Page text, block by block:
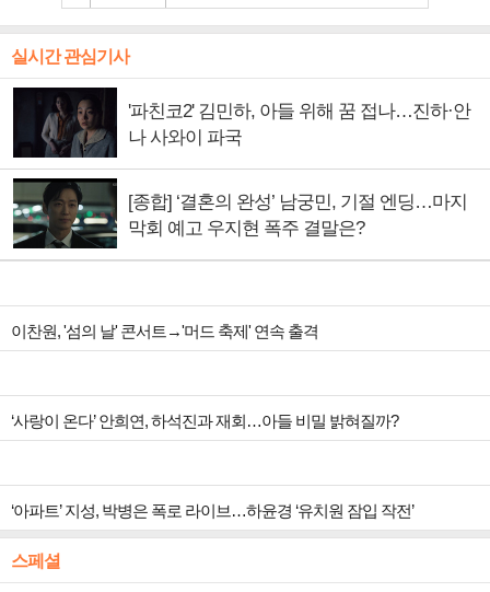
실시간 관심기사
'파친코2' 김민하, 아들 위해 꿈 접나…진하·안
나 사와이 파국
[종합] ‘결혼의 완성’ 남궁민, 기절 엔딩…마지
막회 예고 우지현 폭주 결말은?
이찬원, '섬의 날' 콘서트→'머드 축제' 연속 출격
‘사랑이 온다’ 안희연, 하석진과 재회…아들 비밀 밝혀질까?
‘아파트’ 지성, 박병은 폭로 라이브…하윤경 ‘유치원 잠입 작전’
스페셜